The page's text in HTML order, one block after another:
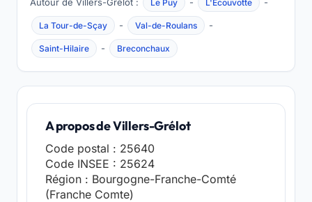
Le Puy L'Écouvotte
La Tour-de-Sçay - Val-de-Roulans -
Saint-Hilaire - Breconchaux
A propos de Villers-Grélot
Code postal : 25640
Code INSEE : 25624
Région : Bourgogne-Franche-Comté
(Franche Comte)